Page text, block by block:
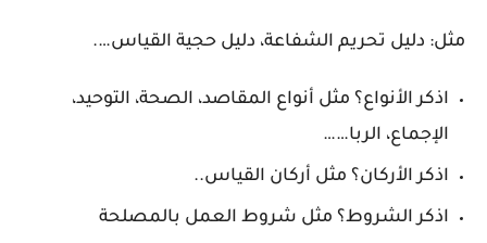
مثل: دليل تحريم الشفاعة، دليل حجية القياس….
اذكر الأنواع؟ مثل أنواع المقاصد، الصحة، التوحيد،
الإجماع، الربا……
اذكر الأركان؟ مثل أركان القياس..
اذكر الشروط؟ مثل شروط العمل بالمصلحة